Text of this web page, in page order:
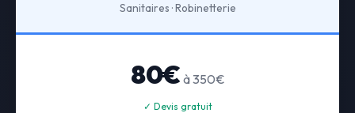
Sanitaires · Robinetterie
80€ à 350€
✓ Devis gratuit